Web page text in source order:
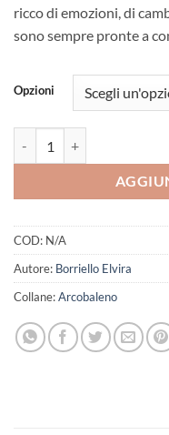
ricco di emozioni, di
sono sempre pronte a
Opzioni
COD: N/A
Autore: Borriello Elvira
Collane:Arcobaleno